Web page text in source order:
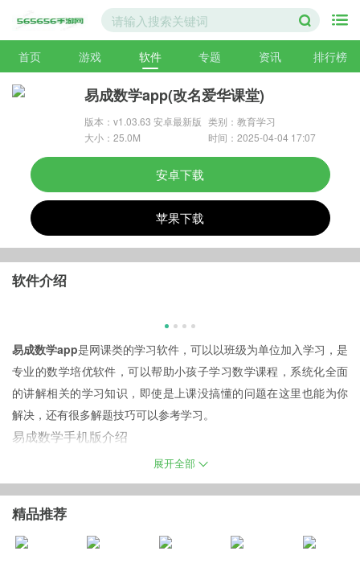
首页 游戏 软件 专题 资讯 排行榜
易成数学app(改名爱华课堂)
版本：v1.03.63 安卓最新版 类别：教育学习
大小：25.0M
时间：2025-04-04 17:07
安卓下载
苹果下载
软件介绍
易成数学app是网课类的学习软件，可以以班级为单位加入学习，是
专业的数学培优软件，可以帮助小孩子学习数学课程，系统化全面
的讲解相关的学习知识，即使是上课没搞懂的问题在这里也能为你
解决，还有很多解题技巧可以参考学习。
易成数学手机版介绍
以帮助学生提高学习效率，促进师生交流的学习型APP。基于对知
自我检测、自我巩固、自我实现四大板块深入研发。让学生在课前
能高效预习、课中有效检测、课后加强巩固，便捷的操作也让知识
的生产者能快速的回应，提高学习效率。
展开全部
精品推荐